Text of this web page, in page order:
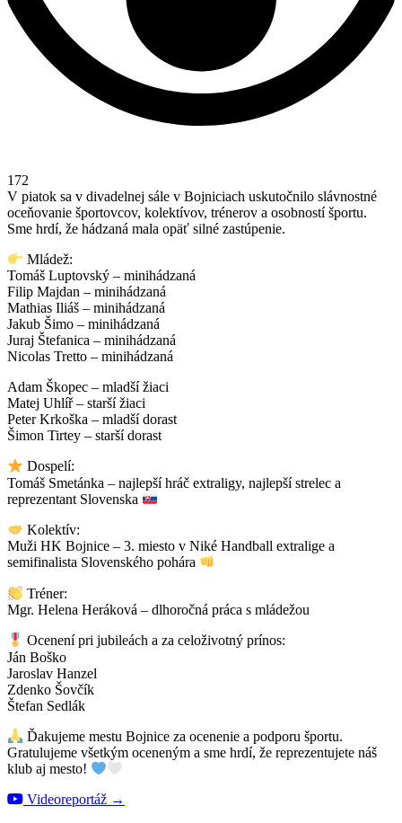
172
V piatok sa v divadelnej sále v Bojniciach uskutočnilo slávnostné
oceňovanie športovcov, kolektívov, trénerov a osobností športu.
Sme hrdí, že hádzaná mala opäť silné zastúpenie.
Mládež:
Tomáš Luptovský – minihádzaná
Filip Majdan – minihádzaná
Mathias Iliáš – minihádzaná
Jakub Šimo – minihádzaná
Juraj Štefanica – minihádzaná
Nicolas Tretto – minihádzaná
Adam Škopec – mladší žiaci
Matej Uhlíř – starší žiaci
Peter Krkoška – mladší dorast
Šimon Tirtey – starší dorast
Dospelí:
Tomáš Smetánka – najlepší hráč extraligy, najlepší strelec a
reprezentant Slovenska
Kolektív:
Muži HK Bojnice – 3. miesto v Niké Handball extralige a
semifinalista Slovenského pohára
Tréner:
Mgr. Helena Heráková – dlhoročná práca s mládežou
Ocenení pri jubileách a za celoživotný prínos:
Ján Boško
Jaroslav Hanzel
Zdenko Šovčík
Štefan Sedlák
Ďakujeme mestu Bojnice za ocenenie a podporu športu.
Gratulujeme všetkým oceneným a sme hrdí, že reprezentujete náš
klub aj mesto!
Videoreportáž →